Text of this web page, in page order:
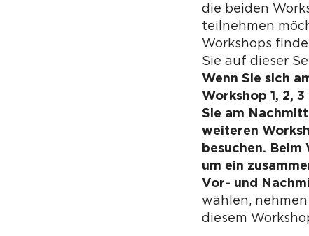
die beiden
teilnehmen
Workshops
Sie auf dieser
Wenn Sie sich
Workshop 1, 2,
Sie am
weiteren
besuchen. Beim
um ein
Vor- und
wählen,
diesem